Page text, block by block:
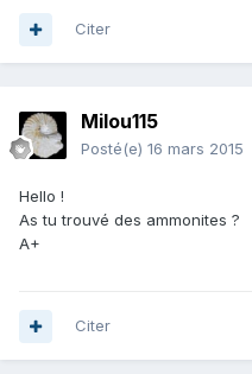
Citer
Milou115
Posté(e) 16 mars 2015
Hello !
As tu trouvé des ammonites ?
A+
Citer